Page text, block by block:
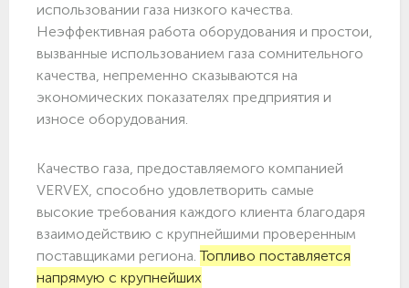
использовании газа низкого качества.
Неэффективная работа оборудования и простои,
вызванные использованием газа сомнительного
качества, непременно сказываются на
экономических показателях предприятия и
износе оборудования.
Качество газа, предоставляемого компанией
VERVEX, способно удовлетворить самые
высокие требования каждого клиента благодаря
взаимодействию с крупнейшими проверенным
поставщиками региона.Топливо поставляется
напрямую с крупнейших